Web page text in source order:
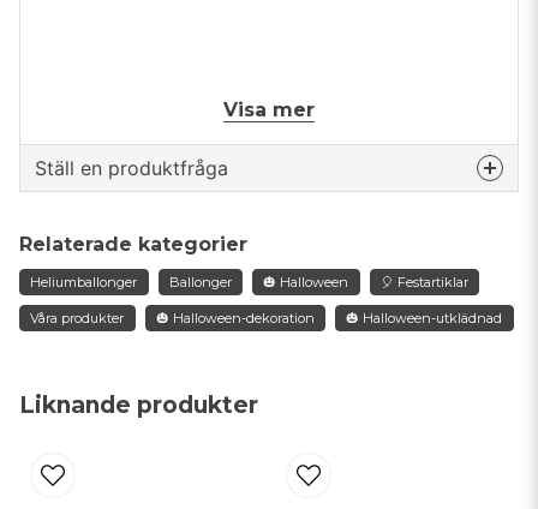
Liknande produkter
Visa mer
Ställ en produktfråga
Fråga oss något om denna produkten...
Relaterade kategorier
Heliumballonger Ballonger 🎃 Halloween 🎈 Festartiklar
Våra produkter 🎃 Halloween-dekoration 🎃 Halloween-utklädnad